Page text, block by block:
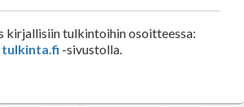
kirjallisiin tulkintoihin osoitteessa:
tulkinta.fi -sivustolla.